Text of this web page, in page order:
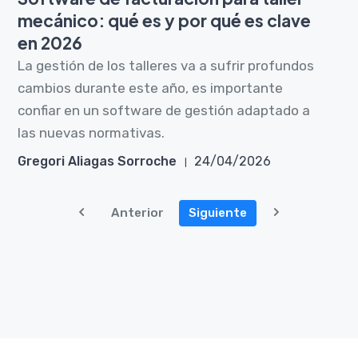
mecánico: qué es y por qué es clave
en 2026
La gestión de los talleres va a sufrir profundos
cambios durante este año, es importante
confiar en un software de gestión adaptado a
las nuevas normativas.
Gregori Aliagas Sorroche 24/04/2026
Anterior Siguiente